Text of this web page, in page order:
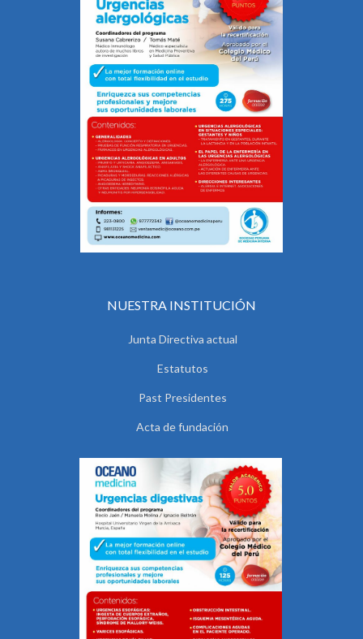
NUESTRA INSTITUCIÓN
Junta Directiva actual
Estatutos
Past Presidentes
Acta de fundación